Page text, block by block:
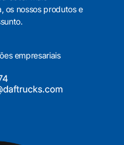
os nossos produtos e
empresariais